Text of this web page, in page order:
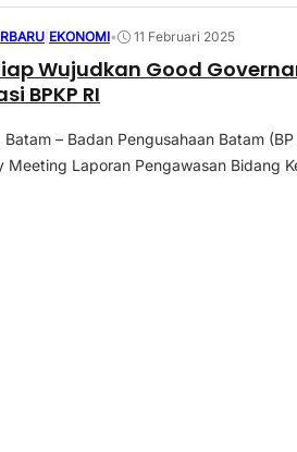
EKONOMI• 11 Februari 2025
Wujudkan Good
BPKP RI
Batam – Badan Pengusahaan Batam
Meeting Laporan Pengawasan Bidang